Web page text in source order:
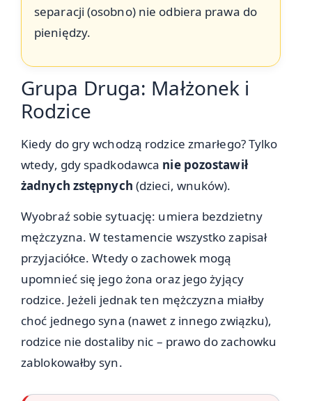
separacji (osobno) nie odbiera prawa do
pieniędzy.
Grupa Druga: Małżonek i
Rodzice
Kiedy do gry wchodzą rodzice zmarłego? Tylko
wtedy, gdy spadkodawca nie pozostawił
żadnych zstępnych (dzieci, wnuków).
Wyobraź sobie sytuację: umiera bezdzietny
mężczyzna. W testamencie wszystko zapisał
przyjaciółce. Wtedy o zachowek mogą
upomnieć się jego żona oraz jego żyjący
rodzice. Jeżeli jednak ten mężczyzna miałby
choć jednego syna (nawet z innego związku),
rodzice nie dostaliby nic – prawo do zachowku
zablokowałby syn.